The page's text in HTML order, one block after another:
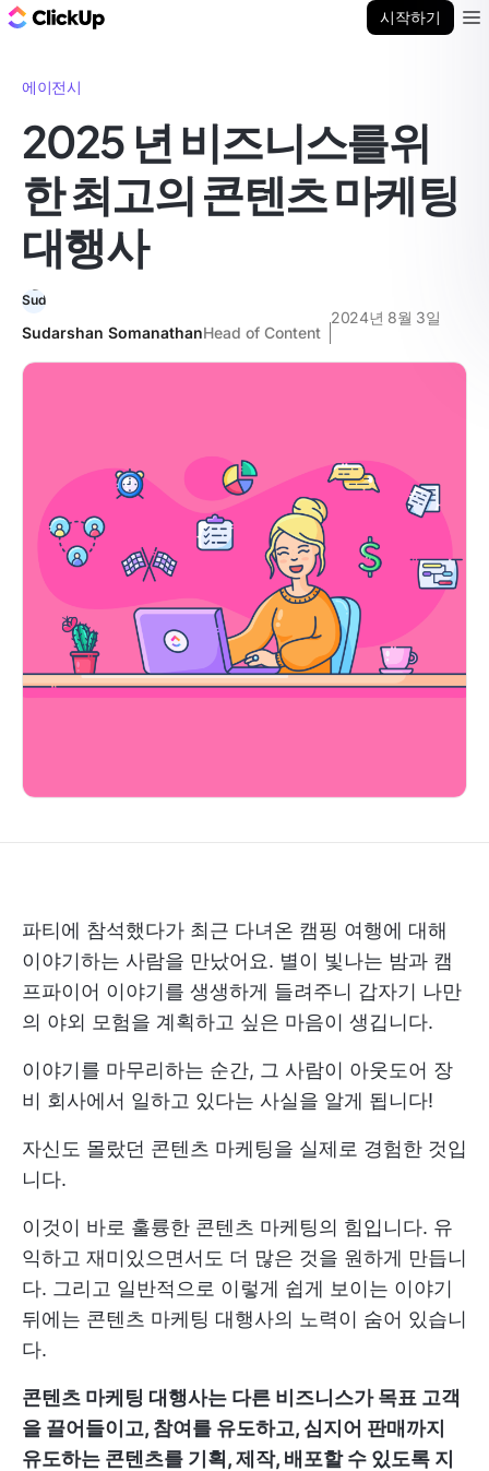
시작하기
에이전시
2025 년 비즈니스를위
한 최고의 콘텐츠 마케팅
대행사
Sudarshan SomanathanHead of Content
2024년 8월 3일
파티에 참석했다가 최근 다녀온 캠핑 여행에 대해
이야기하는 사람을 만났어요. 별이 빛나는 밤과 캠
프파이어 이야기를 생생하게 들려주니 갑자기 나만
의 야외 모험을 계획하고 싶은 마음이 생깁니다.
이야기를 마무리하는 순간, 그 사람이 아웃도어 장
비 회사에서 일하고 있다는 사실을 알게 됩니다!
자신도 몰랐던 콘텐츠 마케팅을 실제로 경험한 것입
니다.
이것이 바로 훌륭한 콘텐츠 마케팅의 힘입니다. 유
익하고 재미있으면서도 더 많은 것을 원하게 만듭니
다. 그리고 일반적으로 이렇게 쉽게 보이는 이야기
뒤에는 콘텐츠 마케팅 대행사의 노력이 숨어 있습니
다.
콘텐츠 마케팅 대행사는 다른 비즈니스가 목표 고객
을 끌어들이고, 참여를 유도하고, 심지어 판매까지
유도하는 콘텐츠를 기획, 제작, 배포할 수 있도록 지